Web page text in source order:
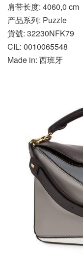
肩带长度: 4060,0 cm
产品系列: Puzzle
貨號: 32230NFK79
CIL: 0010065548
Made in: 西班牙